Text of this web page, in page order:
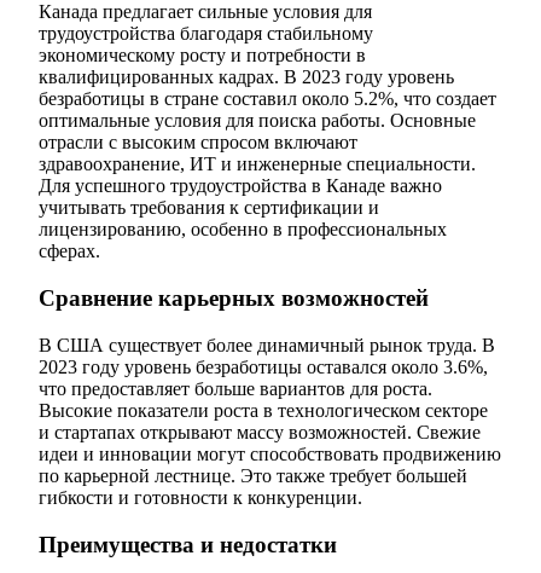
Канада предлагает сильные условия для
трудоустройства благодаря стабильному
экономическому росту и потребности в
квалифицированных кадрах. В 2023 году уровень
безработицы в стране составил около 5.2%, что создает
оптимальные условия для поиска работы. Основные
отрасли с высоким спросом включают
здравоохранение, ИТ и инженерные специальности.
Для успешного трудоустройства в Канаде важно
учитывать требования к сертификации и
лицензированию, особенно в профессиональных
сферах.
Сравнение карьерных возможностей
В США существует более динамичный рынок труда. В
2023 году уровень безработицы оставался около 3.6%,
что предоставляет больше вариантов для роста.
Высокие показатели роста в технологическом секторе
и стартапах открывают массу возможностей. Свежие
идеи и инновации могут способствовать продвижению
по карьерной лестнице. Это также требует большей
гибкости и готовности к конкуренции.
Преимущества и недостатки